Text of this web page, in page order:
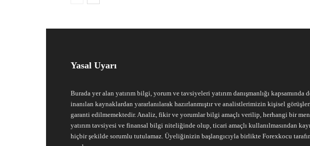
Yasal Uyarı
Burada yer alan yatırım bilgi, yorum ve tavsiyeleri yatırım danışmanlığı
inanılan kaynaklardan yararlanılarak hazırlanmıştır ve analistlerimizin kişisel
garanti edilmemektedir. Analiz, fikir ve yorumlar bilgi amaçlı verilip, herhangi bir
yatırım tavsiyesi ve finansal bilgi niteliğinde olup, ticari amaçlı kullanılmasından
hiçbir şekilde sorumlu tutulamaz. Üyeliğinizin başlangıcıyla birlikte Forexkocu